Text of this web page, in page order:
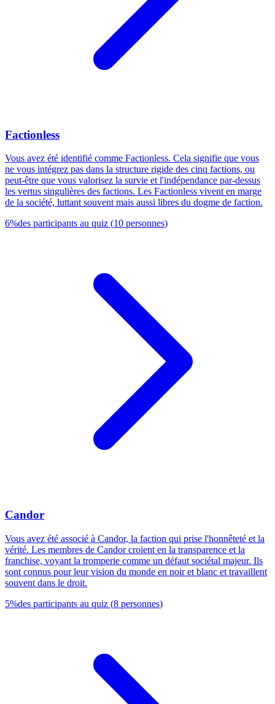
Factionless
Vous avez été identifié comme Factionless. Cela signifie que vous
ne vous intégrez pas dans la structure rigide des cinq factions, ou
peut-être que vous valorisez la survie et l'indépendance par-dessus
les vertus singulières des factions. Les Factionless vivent en marge
de la société, luttant souvent mais aussi libres du dogme de faction.
6%des participants au quiz (10 personnes)
Candor
Vous avez été associé à Candor, la faction qui prise l'honnêteté et la
vérité. Les membres de Candor croient en la transparence et la
franchise, voyant la tromperie comme un défaut sociétal majeur. Ils
sont connus pour leur vision du monde en noir et blanc et travaillent
souvent dans le droit.
5%des participants au quiz (8 personnes)